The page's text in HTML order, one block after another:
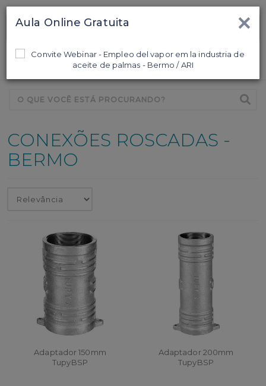
Ligamos para Você
CONEXÕES ROSCADAS -
BERMO
Adaptador 150mm
TupyBSP
Adaptador 200mm
TupyBSP
×
Aula Online Gratuita